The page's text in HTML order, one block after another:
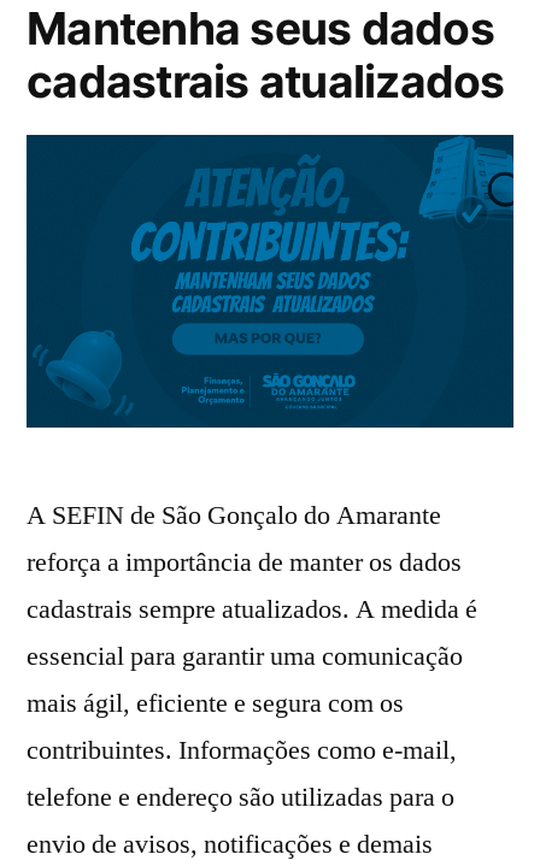
Mantenha seus dados
cadastrais atualizados
A SEFIN de São Gonçalo do Amarante
reforça a importância de manter os dados
cadastrais sempre atualizados. A medida é
essencial para garantir uma comunicação
mais ágil, eficiente e segura com os
contribuintes. Informações como e-mail,
telefone e endereço são utilizadas para o
envio de avisos, notificações e demais